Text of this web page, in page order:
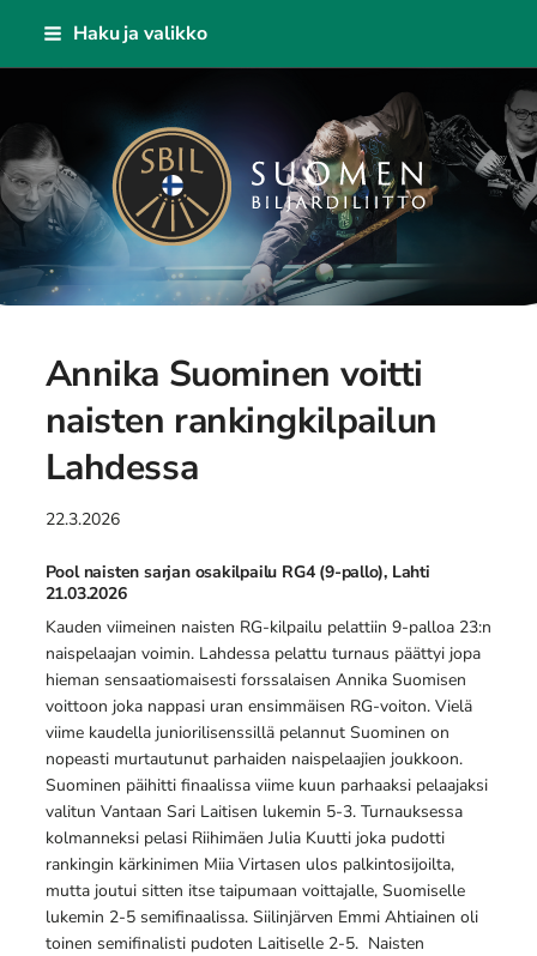
Siirry
Haku ja valikko
Suomen Biljardiliitto ry
Annika Suominen voitti
naisten rankingkilpailun
Lahdessa
22.3.2026
Pool naisten sarjan osakilpailu RG4 (9-pallo), Lahti
21.03.2026
Kauden viimeinen naisten RG-kilpailu pelattiin 9-palloa 23:n
naispelaajan voimin. Lahdessa pelattu turnaus päättyi jopa
hieman sensaatiomaisesti forssalaisen Annika Suomisen
voittoon joka nappasi uran ensimmäisen RG-voiton. Vielä
viime kaudella juniorilisenssillä pelannut Suominen on
nopeasti murtautunut parhaiden naispelaajien joukkoon.
Suominen päihitti finaalissa viime kuun parhaaksi pelaajaksi
valitun Vantaan Sari Laitisen lukemin 5-3. Turnauksessa
kolmanneksi pelasi Riihimäen Julia Kuutti joka pudotti
rankingin kärkinimen Miia Virtasen ulos palkintosijoilta,
mutta joutui sitten itse taipumaan voittajalle, Suomiselle
lukemin 2-5 semifinaalissa. Siilinjärven Emmi Ahtiainen oli
toinen semifinalisti pudoten Laitiselle 2-5. Naisten